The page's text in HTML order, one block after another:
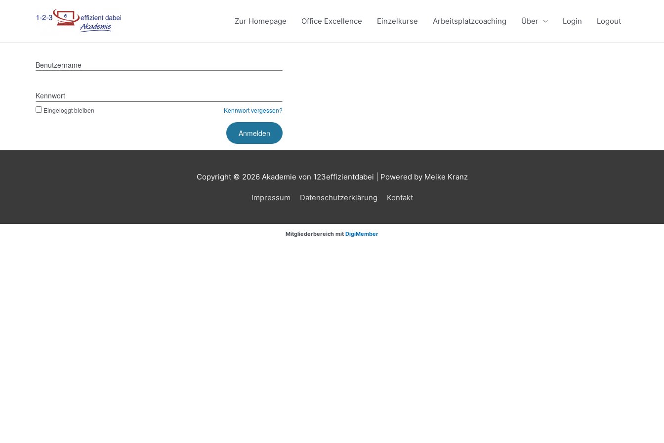
Zur Homepage Office Excellence Einzelkurse Arbeitsplatzcoaching Über Login Logout
Benutzername
Kennwort
Eingeloggt bleiben Kennwort vergessen?
Copyright © 2026 Akademie von 123effizientdabei | Powered by Meike Kranz
Impressum Datenschutzerklärung Kontakt
Mitgliederbereich mit DigiMember